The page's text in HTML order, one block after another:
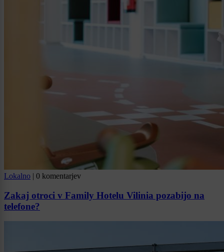
Lokalno | 0 komentarjev
Zakaj otroci v Family Hotelu Vilinia pozabijo na
telefone?